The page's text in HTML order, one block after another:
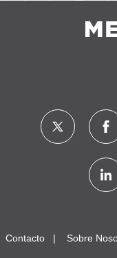
Contacto Sobre